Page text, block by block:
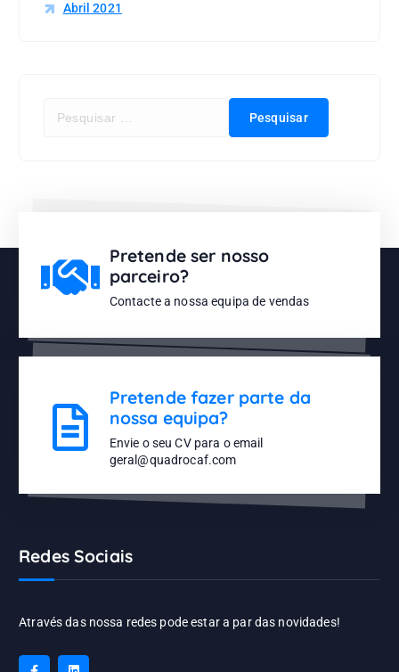
Abril 2021
Pretende ser nosso
parceiro?
Contacte a nossa equipa de vendas
Pretende fazer parte da
nossa equipa?
Envie o seu CV para o email
geral@quadrocaf.com
Redes Sociais
Através das nossa redes pode estar a par das novidades!